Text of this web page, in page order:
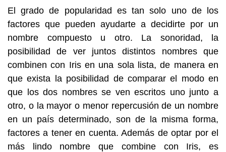
El grado de popularidad es tan solo uno de los
factores que pueden ayudarte a decidirte por un
nombre compuesto u otro. La sonoridad, la
posibilidad de ver juntos distintos nombres que
combinen con Iris en una sola lista, de manera en
que exista la posibilidad de comparar el modo en
que los dos nombres se ven escritos uno junto a
otro, o la mayor o menor repercusión de un nombre
en un país determinado, son de la misma forma,
factores a tener en cuenta. Además de optar por el
más lindo nombre que combine con Iris, es